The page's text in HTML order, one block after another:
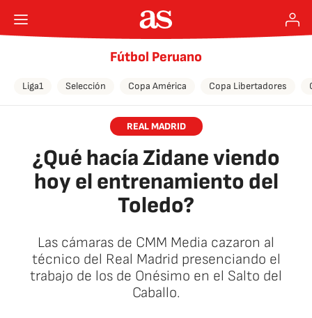
Fútbol Peruano
Liga1 Selección Copa América Copa Libertadores
REAL MADRID
¿Qué hacía Zidane viendo
hoy el entrenamiento del
Toledo?
Las cámaras de CMM Media cazaron al
técnico del Real Madrid presenciando el
trabajo de los de Onésimo en el Salto del
Caballo.